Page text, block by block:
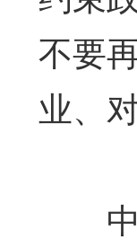
不要
业、
中